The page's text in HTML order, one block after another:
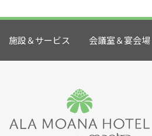
施設＆サービス 会議室＆宴会場